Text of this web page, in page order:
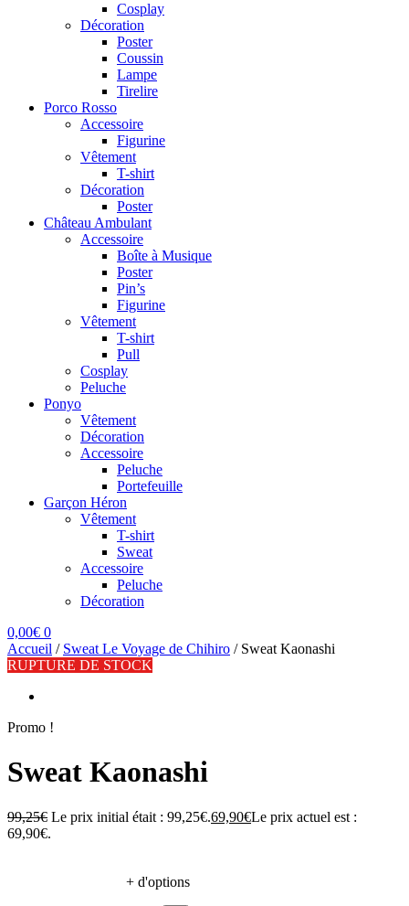
Cosplay
Décoration
Poster
Coussin
Lampe
Tirelire
Porco Rosso
Accessoire
Figurine
Vêtement
T-shirt
Décoration
Poster
Château Ambulant
Accessoire
Boîte à Musique
Poster
Pin’s
Figurine
Vêtement
T-shirt
Pull
Cosplay
Peluche
Ponyo
Vêtement
Décoration
Accessoire
Peluche
Portefeuille
Garçon Héron
Vêtement
T-shirt
Sweat
Accessoire
Peluche
Décoration
0,00€ 0
Accueil / Sweat Le Voyage de Chihiro / Sweat Kaonashi
RUPTURE DE STOCK
Promo !
Sweat Kaonashi
99,25€ Le prix initial était : 99,25€.69,90€Le prix actuel est :
69,90€.
+ d'options